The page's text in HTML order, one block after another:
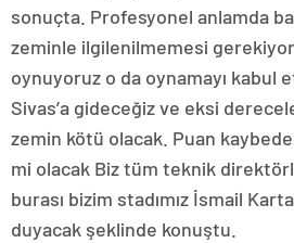
sonuçta. Profesyonel anlamda
zeminle ilgilenilmemesi
oynuyoruz o da oynamayı kabul
Sivas’a gideceğiz ve eksi
zemin kötü olacak. Puan
mi olacak Biz tüm teknik
burası bizim stadımız İsmail
duyacak şeklinde konuştu.